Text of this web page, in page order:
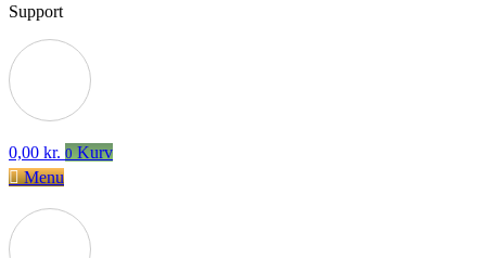
Support
0,00 kr. 0 Kurv
Menu